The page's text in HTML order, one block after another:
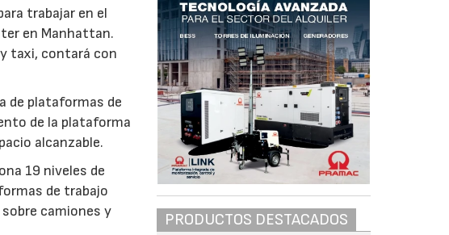
trabajar en el
en Manhattan.
taxi, contará con
de plataformas de
de la plataforma
alcanzable.
19 niveles de
de trabajo
camiones y
PRODUCTOS DESTACADOS